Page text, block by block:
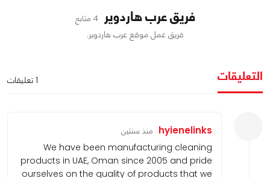
فريق عرب هاردوير 4 متابع
فريق عمل موقع عرب هاردوير.
التعليقات 1 تعليقات
hyienelinks منذ سنتين
We have been manufacturing cleaning
products in UAE, Oman since 2005 and
pride ourselves on the quality of